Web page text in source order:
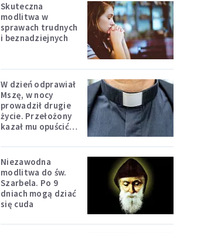
Skuteczna
modlitwa w
sprawach trudnych
i beznadziejnych
W dzień odprawiał
Mszę, w nocy
prowadził drugie
życie. Przełożony
kazał mu opuścić
Niezawodna
modlitwa do św.
Szarbela. Po 9
dniach mogą dziać
się cuda